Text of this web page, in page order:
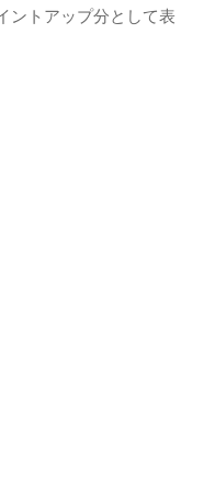
ントアップ分として表